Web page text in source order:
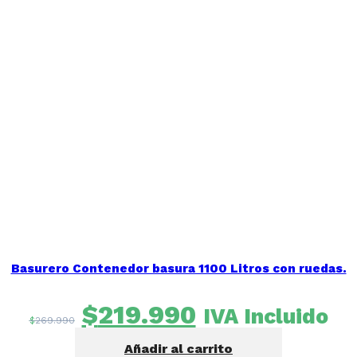
Basurero Contenedor basura 1100 Litros con ruedas.
$269.990 El
precio
$219.990El
precio
IVA Incluido
Añadir al carrito